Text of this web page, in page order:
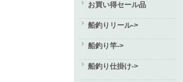
お買い得セール品
船釣りリール->
船釣り竿->
船釣り仕掛け->